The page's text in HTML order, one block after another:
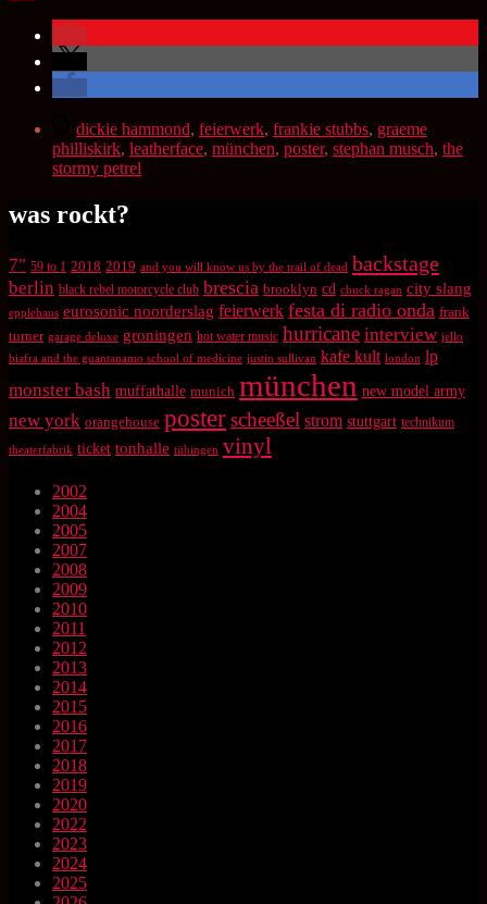
Schlagwörter
dickie hammond, feierwerk, frankie stubbs, graeme
philliskirk, leatherface, münchen, poster, stephan musch, the
stormy petrel
was rockt?
7" 59 to 1 2018 2019 and you will know us by the trail of dead backstage
berlin black rebel motorcycle club brescia brooklyn cd chuck ragan city slang
epplehaus eurosonic noorderslag feierwerk festa di radio onda frank
turner garage deluxe groningen hot water music hurricane interview jello
biafra and the guantanamo school of medicine justin sullivan kafe kult london lp
monster bash muffathalle munich münchen new model army
new york orangehouse posterscheeßel strom stuttgart technikum
theaterfabrik ticket tonhalle tübingen vinyl
2002
2004
2005
2007
2008
2009
2010
2011
2012
2013
2014
2015
2016
2017
2018
2019
2020
2022
2023
2024
2025